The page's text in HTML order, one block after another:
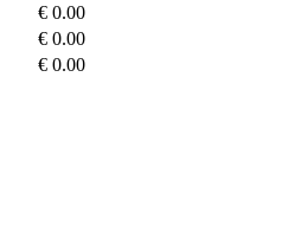
€ 0.00
€ 0.00
€ 0.00